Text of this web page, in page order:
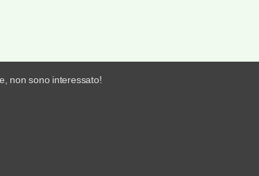
non sono interessato!